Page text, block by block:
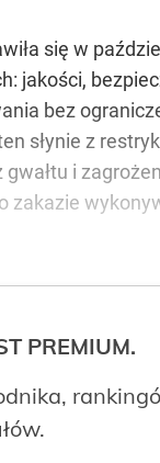
się w
jakości,
bez
słynie z
i
zakazie
PREMIUM.